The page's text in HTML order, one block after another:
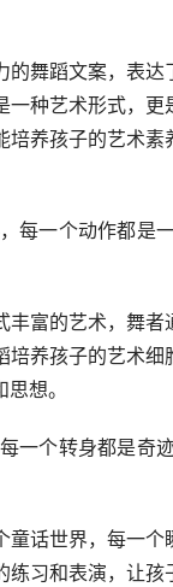
的舞蹈文案，表达
一种艺术形式，更
培养孩子的艺术素
每一个动作都是
丰富的艺术，舞
培养孩子的艺术
想。
一个转身都是奇
话世界，每一个
练习和表演，让